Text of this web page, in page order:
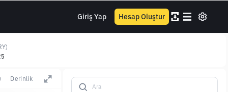
Giriş Yap Hesap Oluştur
Derinlik